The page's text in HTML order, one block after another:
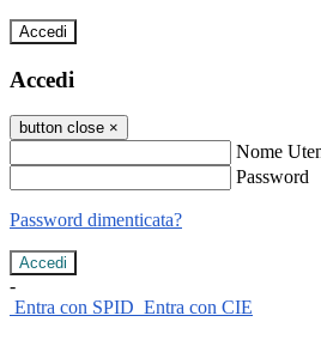
Accedi
Accedi
button close ×
Nome
Password
Password dimenticata?
-
Entra con SPID Entra con CIE